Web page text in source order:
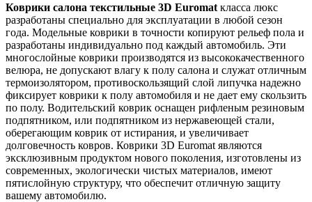
Коврики салона текстильные 3D Euromat класса люкс
разработаны специально для эксплуатации в любой сезон
года. Модельные коврики в точности копируют рельеф пола и
разработаны индивидуально под каждый автомобиль. Эти
многослойные коврики производятся из высококачественного
велюра, не допускают влагу к полу салона и служат отличным
термоизолятором, противоскользящий слой липучка надежно
фиксирует коврики к полу автомобиля и не дает ему скользить
по полу. Водительский коврик оснащен рифленым резиновым
подпятником, или подпятником из нержавеющей стали,
оберегающим коврик от истирания, и увеличивает
долговечность ковров. Коврики 3D Euromat являются
эксклюзивным продуктом нового поколения, изготовлены из
современных, экологически чистых материалов, имеют
пятислойную структуру, что обеспечит отличную защиту
вашему автомобилю.